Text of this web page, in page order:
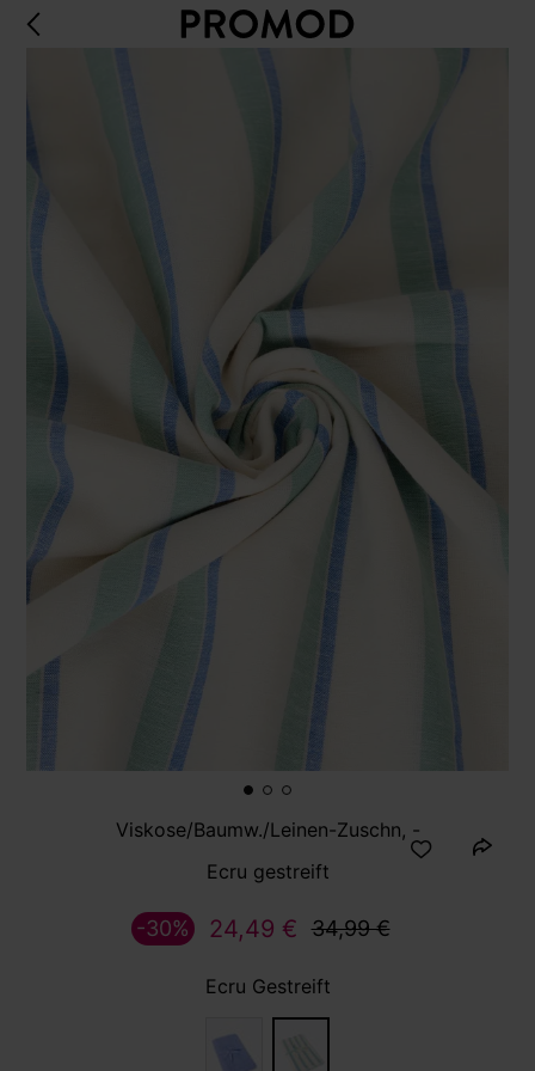
Viskose/Baumw./Leinen-Zuschn, -
Ecru gestreift
24,49 € 34,99 €
-30%
Ecru Gestreift